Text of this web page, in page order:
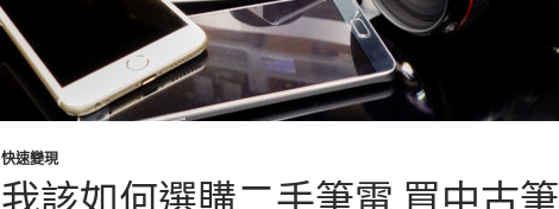
快速變現
我該如何選購二手筆電,買中古筆